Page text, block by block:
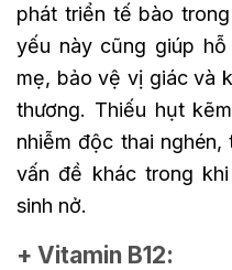
phát triển tế bào
yếu này cũng giúp
mẹ, bảo vệ vị giác và
thương. Thiếu hụt
nhiễm độc thai
vấn đề khác trong
sinh nở.
+ Vitamin B12: